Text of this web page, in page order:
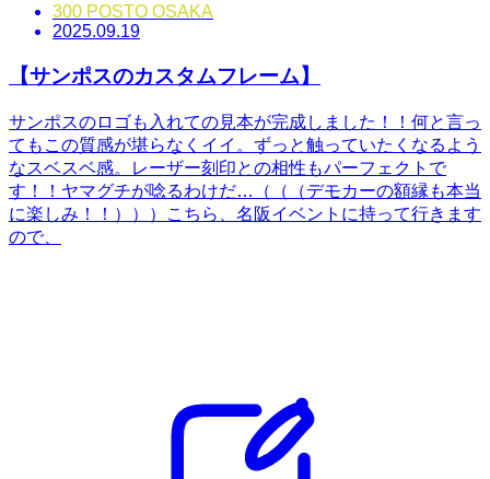
300 POSTO OSAKA
2025.09.19
【サンポスのカスタムフレーム】
サンポスのロゴも入れての見本が完成しました！！何と言っ
てもこの質感が堪らなくイイ。ずっと触っていたくなるよう
なスベスベ感。レーザー刻印との相性もパーフェクトで
す！！ヤマグチが唸るわけだ…（（（デモカーの額縁も本当
に楽しみ！！）））こちら、名阪イベントに持って行きます
ので、